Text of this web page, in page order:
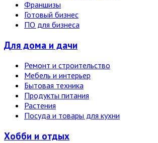
Франшизы
Готовый бизнес
ПО для бизнеса
Для дома и дачи
Ремонт и строительство
Мебель и интерьер
Бытовая техника
Продукты питания
Растения
Посуда и товары для кухни
Хобби и отдых